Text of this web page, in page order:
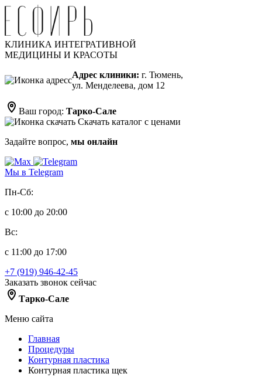
КЛИНИКА ИНТЕГРАТИВНОЙ
МЕДИЦИНЫ И КРАСОТЫ
Адрес клиники: г. Тюмень,
ул. Менделеева, дом 12
Ваш город: Тарко-Сале
Скачать каталог с ценами
Задайте вопрос, мы онлайн
Мы в Telegram
Пн-Сб:
с 10:00 до 20:00
Вс:
с 11:00 до 17:00
+7 (919) 946-42-45
Заказать звонок сейчас
Тарко-Сале
Меню сайта
Главная
Процедуры
Контурная пластика
Контурная пластика щек